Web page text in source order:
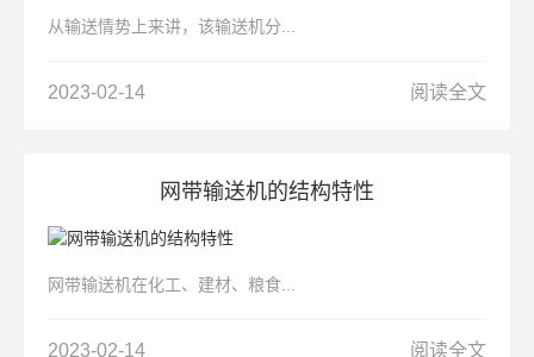
从输送情势上来讲，该输送机分...
2023-02-14 阅读全文
网带输送机的结构特性
网带输送机在化工、建材、粮食...
2023-02-14 阅读全文